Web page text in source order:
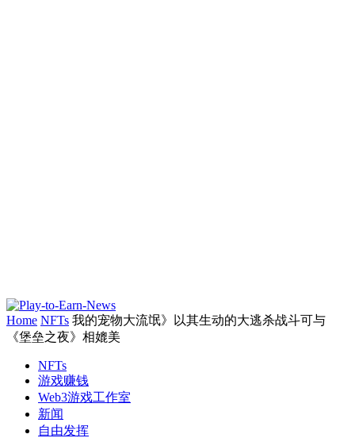
Home NFTs 我的宠物大流氓》以其生动的大逃杀战斗可与
《堡垒之夜》相媲美
NFTs
游戏赚钱
Web3游戏工作室
新闻
自由发挥